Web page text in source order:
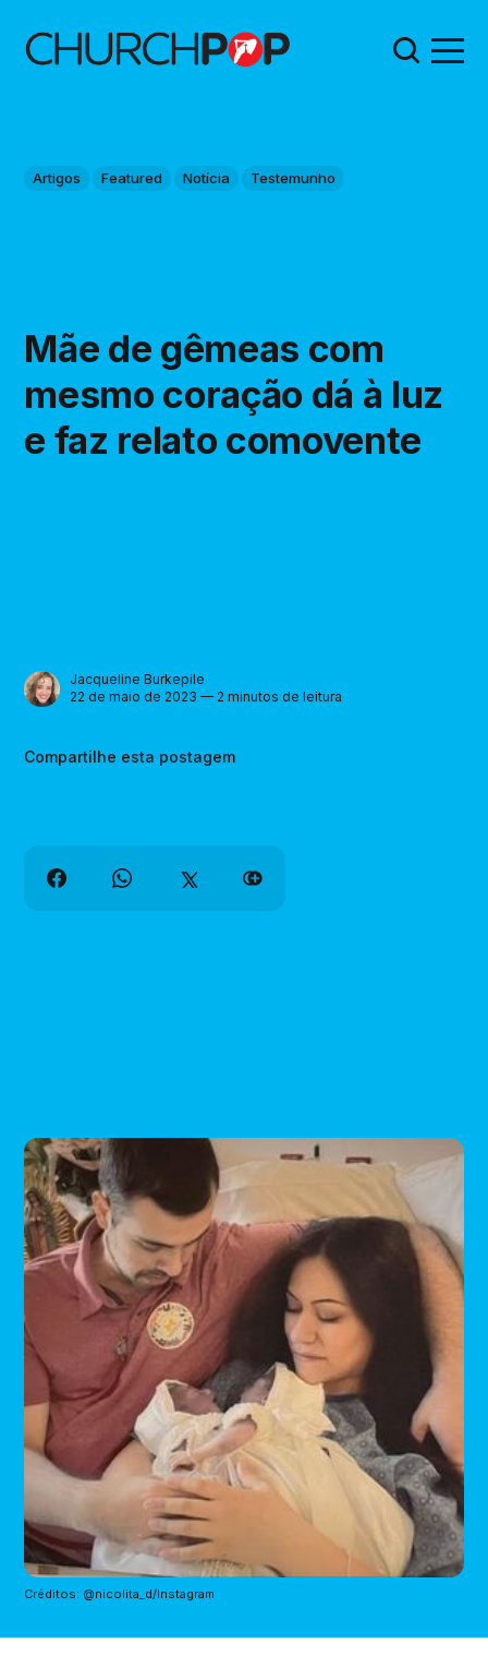
Artigos Featured Notícia Testemunho
Mãe de gêmeas com
mesmo coração dá à luz
e faz relato comovente
Jacqueline Burkepile
22 de maio de 2023 — 2 minutos de leitura
Compartilhe esta postagem
Créditos: @nicolita_d/Instagram